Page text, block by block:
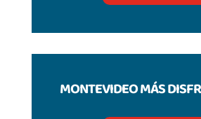
MONTEVIDEO MÁS